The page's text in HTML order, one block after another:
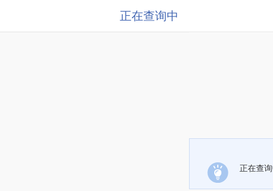
正在查询中
正在查